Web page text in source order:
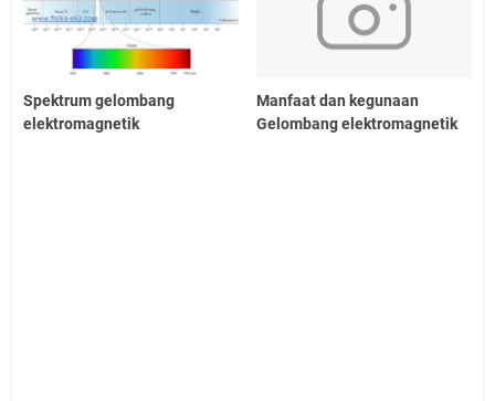
Spektrum gelombang
elektromagnetik
Manfaat dan kegunaan
Gelombang elektromagnetik